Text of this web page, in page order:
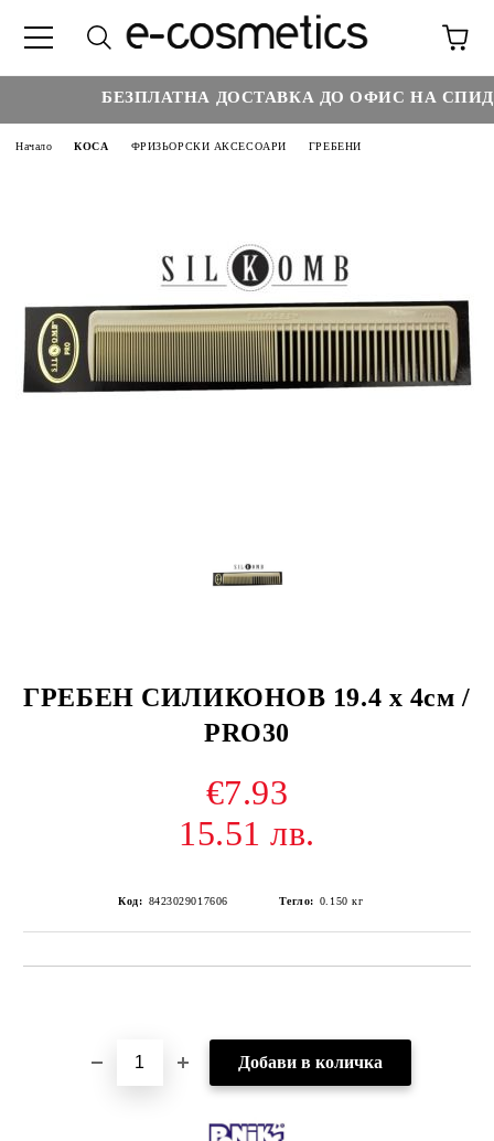
БЕЗПЛАТНА ДОСТАВКА ДО ОФИС НА
Начало КОСА ФРИЗЬОРСКИ АКСЕСОАРИ ГРЕБЕНИ
ГРЕБЕН СИЛИКОНОВ 19.4 x 4см /
PRO30
€7.93
15.51 лв.
Код: 8423029017606 Тегло: 0.150 кг